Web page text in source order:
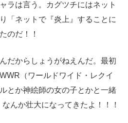
は言う。カグツチにはネット
「ネットで『炎上』することに
のだ！！
だからしょうがねえんだ。最初
（ワールドワイド・レクイ
とか神絵師の女の子とかと一緒
んか壮大になってきたよ！！！